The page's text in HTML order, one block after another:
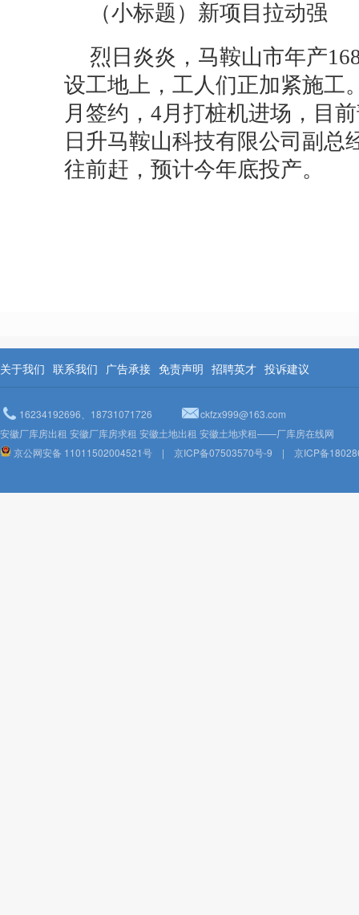
（小标题）新项目拉动强
烈日炎炎，马鞍山市年产
设工地上，工人们正加紧施工
月签约，4月打桩机进场，目
日升马鞍山科技有限公司副总
往前赶，预计今年底投产。
关于我们 联系我们 广告承接 免责声明 招聘英才 投诉建议
16234192696、18731071726
ckfzx999@163.com
安徽厂库房出租 安徽厂库房求租 安徽土地出租 安徽土地求租——厂库房在线网
京公网安备 11011502004521号 | 京ICP备07503570号-9 | 京ICP备